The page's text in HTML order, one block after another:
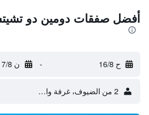
أفضل صفقات دومين دو
ح 16/8 - ن 17/8
2 من الضيوف، غرفة واحدة